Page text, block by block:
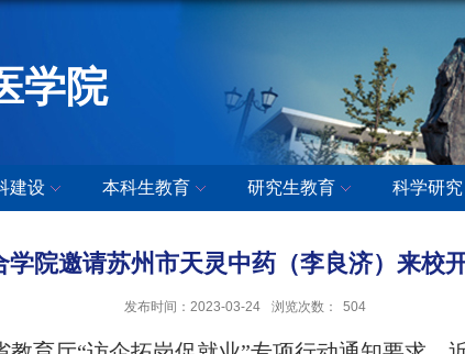
学院
建设 本科生教育 研究生教育 科学研究
学院邀请苏州市天灵中药（李良济）来校
发布时间：2023-03-24 浏览次数： 504